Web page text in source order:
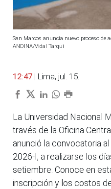
San Marcos anuncia nuevo proceso de
ANDINA/Vidal Tarqui
12:47 | Lima, jul. 15.
La Universidad Nacional
través de la Oficina
anunció la convocatoria
2026-I, a realizarse los
setiembre. Conoce en
inscripción y los costos